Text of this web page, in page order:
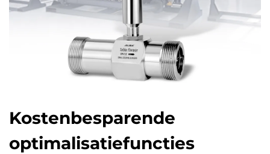
Kostenbesparende
optimalisatiefuncties